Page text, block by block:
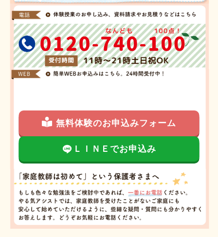
無料体験のお申込みフォーム
ＬＩＮＥでお申込み